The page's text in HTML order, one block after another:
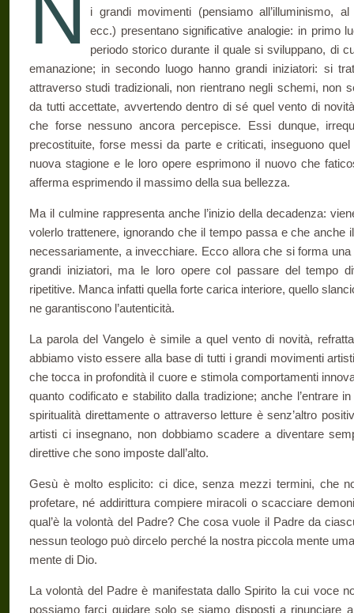
i grandi movimenti (pensiamo all’illuminismo,
ecc.) presentano signifi­cative analogie: in primo
periodo storico durante il quale si sviluppano, di
emanazione; in secondo luogo hanno grandi iniziatori: si
attraverso studi tradizionali, non rientrano negli schemi, non
da tutti accettate, avvertendo dentro di sé quel vento di
che forse nessuno ancora percepisce. Essi dunque,
precostituite, forse messi da parte e criticati, inseguono
nuova stagione e le loro opere esprimono il nuovo che
afferma esprimendo il massimo della sua bellezza.
Ma il culmine rappresenta anche l’inizio della decadenza:
volerlo trattenere, ignorando che il tempo passa e che anche
necessariamente, a invecchiare. Ecco allora che si forma
grandi iniziatori, ma le loro opere col passare del tempo
ripetitive. Manca infatti quella forte carica interiore, quello
ne garantiscono l’autenticità.
La parola del Vangelo è simile a quel vento di novità,
abbiamo visto essere alla base di tutti i grandi movimenti
che tocca in profondità il cuore e stimola comportamenti
quanto codificato e stabilito dalla tradi­zione; anche l’entrare
spiritualità direttamente o attraverso letture è senz’altro
artisti ci insegnano, non dobbiamo scadere a diventare
direttive che sono imposte dall’alto.
Gesù è molto esplicito: ci dice, senza mezzi termini, che
profetare, né addirittura compiere miracoli o scacciare
qual’è la volontà del Padre? Che cosa vuole il Padre da
nessun teologo può dircelo perché la nostra piccola mente
mente di Dio.
La volontà del Padre è manifestata dallo Spirito la cui voce
possiamo farci guidare solo se siamo disposti a rinunciare